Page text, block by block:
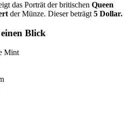
das Porträt der britischen Queen
der Münze. Dieser beträgt 5 Dollar.
Blick
Mint